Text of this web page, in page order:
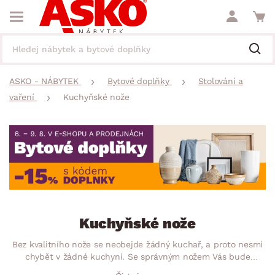
ASKO - NÁBYTEK Bytové doplňky
Stolování a
vaření
Kuchyňské nože
Kuchyňské nože
Bez kvalitního nože se neobejde žádný kuchař, a proto nesmí
chybět v žádné kuchyni. Se správným nožem Vás bude